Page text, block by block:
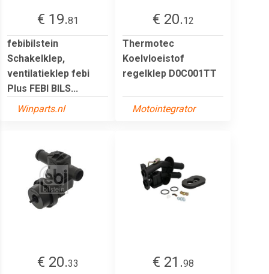
€ 19.81
febibilstein
Schakelklep,
ventilatieklep febi
Plus FEBI BILS...
Winparts.nl
€ 20.12
Thermotec
Koelvloeistof
regelklep D0C001TT
Motointegrator
€ 20.33
€ 21.98